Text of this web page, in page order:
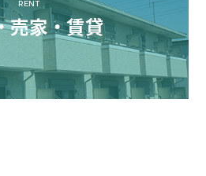
RENT
売家・賃貸